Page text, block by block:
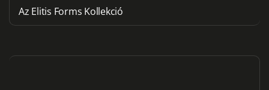
Az Elitis Forms Kollekció